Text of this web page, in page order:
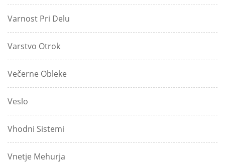
Varnost Pri Delu
Varstvo Otrok
Večerne Obleke
Veslo
Vhodni Sistemi
Vnetje Mehurja